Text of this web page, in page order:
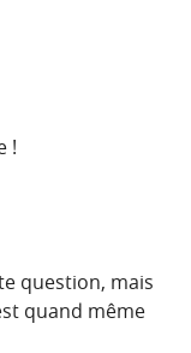
!
question, mais
quand même